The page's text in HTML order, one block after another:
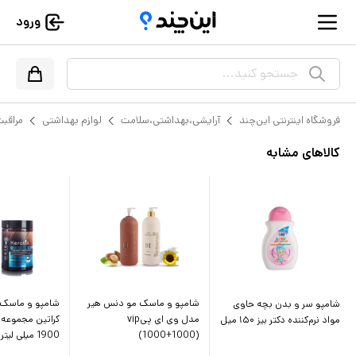
ورود
جستجو کنید...
فروشگاه اینترنتی این‌چند آرایشی،بهداشتی،سلامت لوازم بهداشتی
کالاهای مشابه
شامپو سر و بدن بچه حاوی
مواد نرم‌کننده دکتر بیز ۱۵۰ میل
شامپو و ماسک مو دنس هیر
مدل وی ای پیvip
(1000+1000)
شامپو و
1900 میلی لیتری